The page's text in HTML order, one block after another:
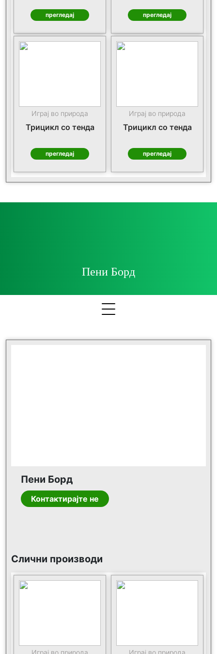
прегледај прегледај
Играј во природа
Трицикл со тенда
прегледај
Играј во природа
Трицикл со тенда
прегледај
Пени Борд
Пени Борд
Контактирајте не
Слични производи
Играј во природа Играј во природа